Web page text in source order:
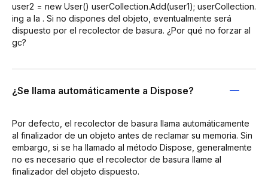
user2 = new User() userCollection.Add(user1); userCollection.
ing a la . Si no dispones del objeto, eventualmente será
dispuesto por el recolector de basura. ¿Por qué no forzar al
gc?
¿Se llama automáticamente a Dispose?
Por defecto, el recolector de basura llama automáticamente
al finalizador de un objeto antes de reclamar su memoria. Sin
embargo, si se ha llamado al método Dispose, generalmente
no es necesario que el recolector de basura llame al
finalizador del objeto dispuesto.